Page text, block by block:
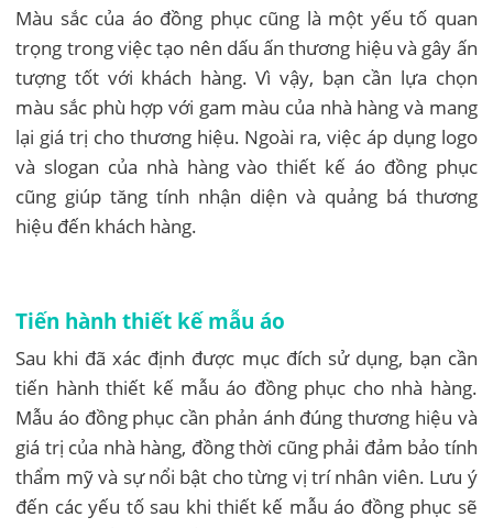
Màu sắc của áo đồng phục cũng là một yếu tố quan
trọng trong việc tạo nên dấu ấn thương hiệu và gây ấn
tượng tốt với khách hàng. Vì vậy, bạn cần lựa chọn
màu sắc phù hợp với gam màu của nhà hàng và mang
lại giá trị cho thương hiệu. Ngoài ra, việc áp dụng logo
và slogan của nhà hàng vào thiết kế áo đồng phục
cũng giúp tăng tính nhận diện và quảng bá thương
hiệu đến khách hàng.
Tiến hành thiết kế mẫu áo
Sau khi đã xác định được mục đích sử dụng, bạn cần
tiến hành thiết kế mẫu áo đồng phục cho nhà hàng.
Mẫu áo đồng phục cần phản ánh đúng thương hiệu và
giá trị của nhà hàng, đồng thời cũng phải đảm bảo tính
thẩm mỹ và sự nổi bật cho từng vị trí nhân viên. Lưu ý
đến các yếu tố sau khi thiết kế mẫu áo đồng phục sẽ